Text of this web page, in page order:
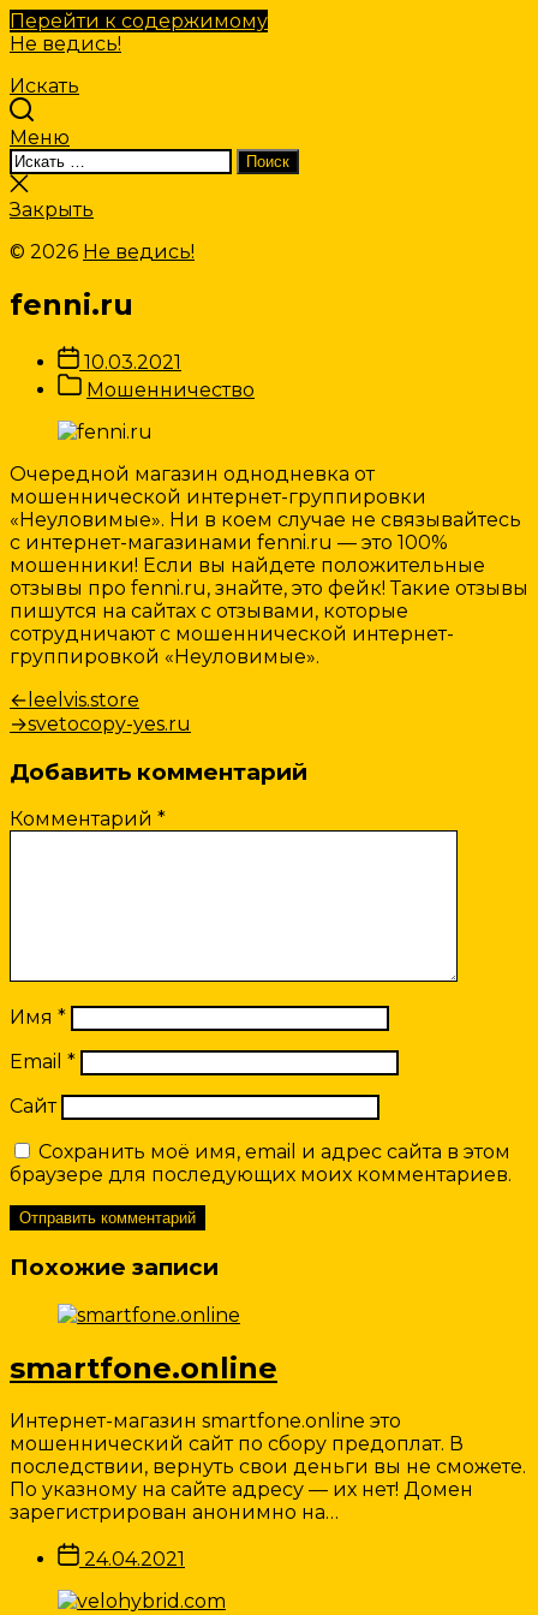
Перейти к содержимому
Не ведись!
Искать
Меню
Искать:
Поиск
Закрыть
поиск
Закрыть
© 2026 Не ведись!
fenni.ru
Дата
записи
10.03.2021
Категории
Записи
Мошенничество
Очередной магазин однодневка от
мошеннической интернет-группировки
«Неуловимые». Ни в коем случае не связывайтесь
с интернет-магазинами fenni.ru — это 100%
мошенники! Если вы найдете положительные
отзывы про fenni.ru, знайте, это фейк! Такие отзывы
пишутся на сайтах с отзывами, которые
сотрудничают с мошеннической интернет-
группировкой «Неуловимые».
Навигация
по
записям
←Предыдущая
запись:
leelvis.store
→Следующая
svetocopy-yes.ru
Добавить комментарий
Комментарий *
Имя *
Email *
Сайт
Сохранить моё имя, email и адрес сайта в этом
браузере для последующих моих комментариев.
Похожие записи
smartfone.online
Интернет-магазин smartfone.online это
мошеннический сайт по сбору предоплат. В
последствии, вернуть свои деньги вы не сможете.
По указному на сайте адресу — их нет! Домен
зарегистрирован анонимно на…
Дата
записи
24.04.2021